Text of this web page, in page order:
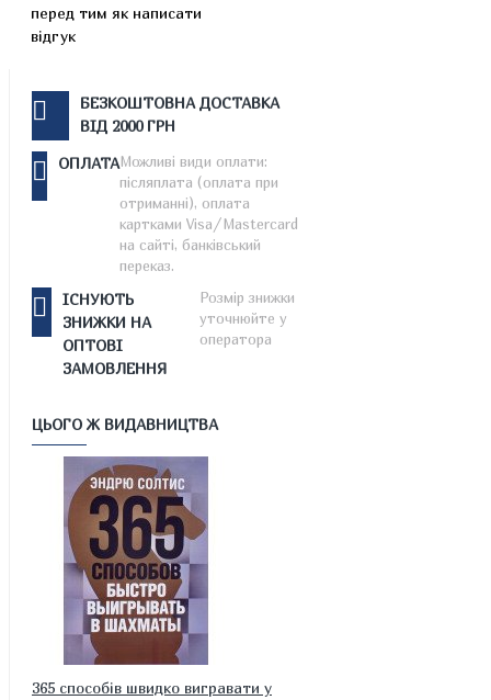
перед тим як написати
відгук
БЕЗКОШТОВНА ДОСТАВКА
ВІД 2000 ГРН
ОПЛАТАМожливі види оплати:
післяплата (оплата при
отриманні), оплата
картками Visa/Mastercard
на сайті, банківський
переказ.
ІСНУЮТЬ
ЗНИЖКИ НА
ОПТОВІ
ЗАМОВЛЕННЯ
Розмір знижки
уточнюйте у
оператора
ЦЬОГО Ж ВИДАВНИЦТВА
365 способів швидко вигравати у